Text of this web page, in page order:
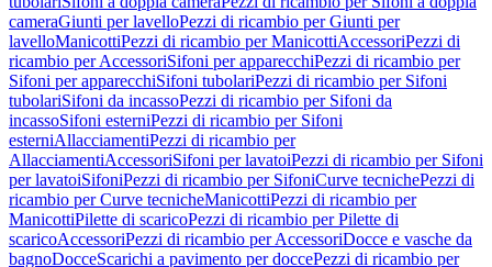
cameraGiunti per lavelloPezzi di ricambio per Giunti per
lavelloManicottiPezzi di ricambio per ManicottiAccessoriPezzi di
ricambio per AccessoriSifoni per apparecchiPezzi di ricambio per
Sifoni per apparecchiSifoni tubolariPezzi di ricambio per Sifoni
tubolariSifoni da incassoPezzi di ricambio per Sifoni da
incassoSifoni esterniPezzi di ricambio per Sifoni
esterniAllacciamentiPezzi di ricambio per
AllacciamentiAccessoriSifoni per lavatoiPezzi di ricambio per Sifoni
per lavatoiSifoniPezzi di ricambio per SifoniCurve tecnichePezzi di
ricambio per Curve tecnicheManicottiPezzi di ricambio per
ManicottiPilette di scaricoPezzi di ricambio per Pilette di
scaricoAccessoriPezzi di ricambio per AccessoriDocce e vasche da
bagnoDocceScarichi a pavimento per doccePezzi di ricambio per